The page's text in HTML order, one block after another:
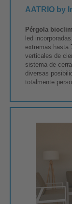
AATRIO by
Pérgola
led
extremas hasta
verticales de
sistema de
diversas
totalmente